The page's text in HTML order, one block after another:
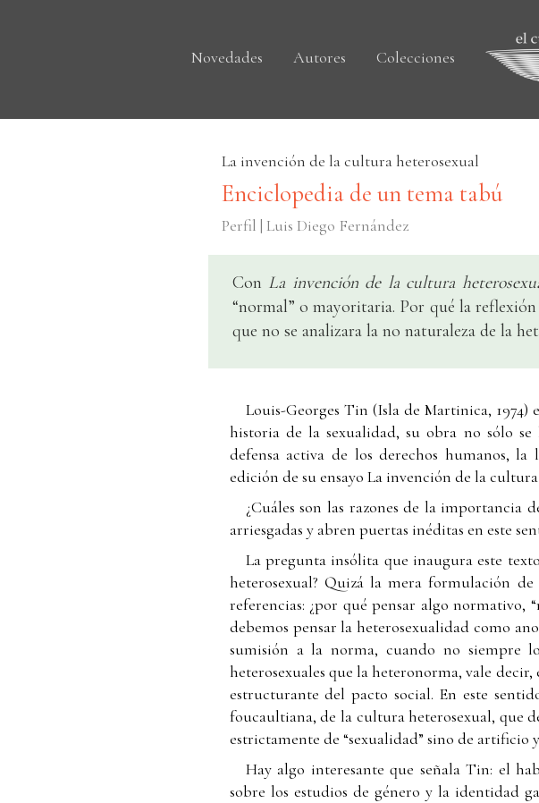
Novedades Autores Colecciones
La invención de la cultura heterosexual
Enciclopedia de un tema tabú
Perfil | Luis Diego Fernández
Con La invención de la cultura
“normal” o mayoritaria. Por qué la
que no se analizara la no naturaleza de la
Louis-Georges Tin (Isla de Martinica, 1974)
historia de la sexualidad, su obra no sólo
defensa activa de los derechos humanos,
edición de su ensayo La invención de la
¿Cuáles son las razones de la importancia
arriesgadas y abren puertas inéditas en este
La pregunta insólita que inaugura este
heterosexual? Quizá la mera formulación
referencias: ¿por qué pensar algo normativo,
debemos pensar la heterosexualidad como
sumisión a la norma, cuando no siempre
heterosexuales que la heteronorma, vale
estructurante del pacto social. En este
foucaultiana, de la cultura heterosexual, que
estrictamente de “sexualidad” sino de
Hay algo interesante que señala Tin: el
sobre los estudios de género y la identidad